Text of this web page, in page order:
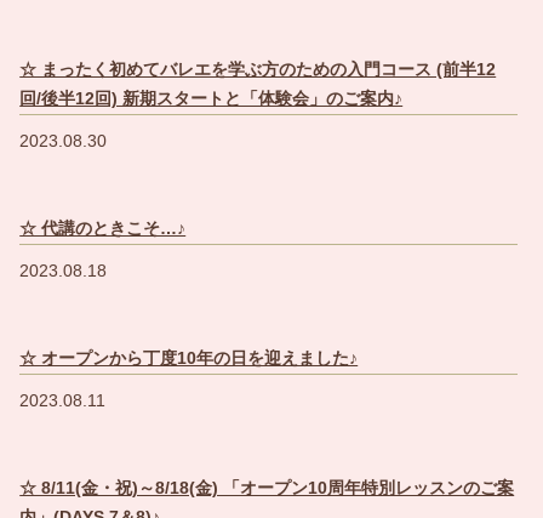
☆ まったく初めてバレエを学ぶ方のための入門コース (前半12
回/後半12回) 新期スタートと「体験会」のご案内♪
2023.08.30
☆ 代講のときこそ…♪
2023.08.18
☆ オープンから丁度10年の日を迎えました♪
2023.08.11
☆ 8/11(金・祝)～8/18(金) 「オープン10周年特別レッスンのご案